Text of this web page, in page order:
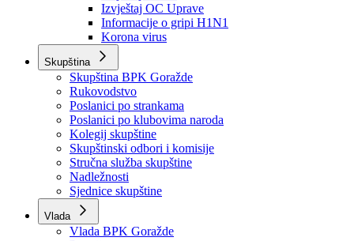
Obavještenja Vlade
Izvještajno prognozna služba Ministarstva privrede
Izvještaj o radu
Izvještaj OC Uprave
Informacije o gripi H1N1
Korona virus
Skupština
Skupština BPK Goražde
Rukovodstvo
Poslanici po strankama
Poslanici po klubovima naroda
Kolegij skupštine
Skupštinski odbori i komisije
Stručna služba skupštine
Nadležnosti
Sjednice skupštine